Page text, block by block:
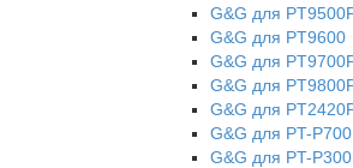
G&G для
G&G для PT9600
G&G для
G&G для
G&G для
G&G для PT-P700
G&G для PT-